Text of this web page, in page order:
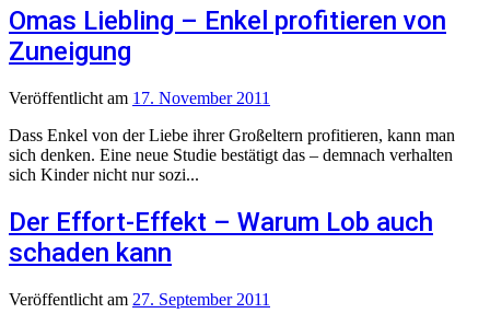
Omas Liebling – Enkel profitieren von
Zuneigung
Veröffentlicht am 17. November 2011
Dass Enkel von der Liebe ihrer Großeltern profitieren, kann man
sich denken. Eine neue Studie bestätigt das – demnach verhalten
sich Kinder nicht nur sozi...
Der Effort-Effekt – Warum Lob auch
schaden kann
Veröffentlicht am 27. September 2011